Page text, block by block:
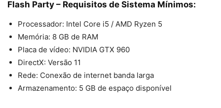
Flash Party – Requisitos de Sistema Mínimos:
Processador: Intel Core i5 / AMD Ryzen 5
Memória: 8 GB de RAM
Placa de vídeo: NVIDIA GTX 960
DirectX: Versão 11
Rede: Conexão de internet banda larga
Armazenamento: 5 GB de espaço disponível